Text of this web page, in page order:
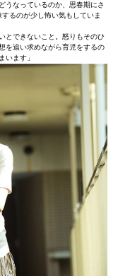
うなっているのか、思春期にさ
るのが少し怖い気もしていま
とできないこと。怒りもそのひ
を追い求めながら育児をするの
います」